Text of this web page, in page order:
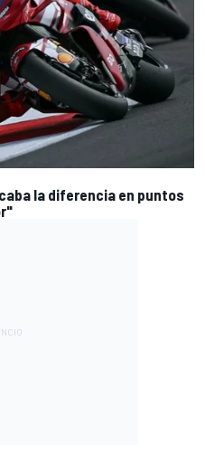
la diferencia en puntos